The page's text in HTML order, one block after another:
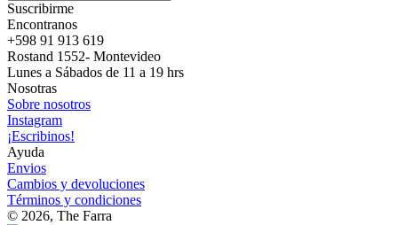
Suscribirme
Encontranos
+598 91 913 619
Rostand 1552- Montevideo
Lunes a Sábados de 11 a 19 hrs
Nosotras
Sobre nosotros
Instagram
¡Escribinos!
Ayuda
Envios
Cambios y devoluciones
Términos y condiciones
© 2026, The Farra